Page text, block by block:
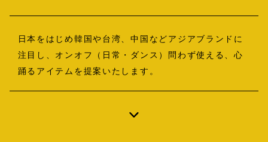
日本をはじめ韓国や台湾、中国などアジアブランドに
注目し、オンオフ（日常・ダンス）問わず使える、心
踊るアイテムを提案いたします。